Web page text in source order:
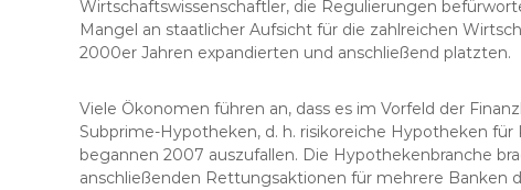
Wirtschaftswissenschaftler, die Regulierungen
Mangel an staatlicher Aufsicht für die zahlreichen
2000er Jahren expandierten und anschließend platzten.
Viele Ökonomen führen an, dass es im Vorfeld der
Subprime-Hypotheken, d. h. risikoreiche Hypotheken
begannen 2007 auszufallen. Die Hypothekenbranche
anschließenden Rettungsaktionen für mehrere Banken